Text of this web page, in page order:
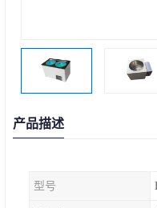
产品描述
型号